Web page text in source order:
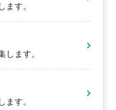
す。
ます。
ます。